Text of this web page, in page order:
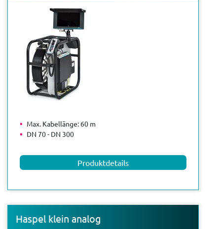
Max. Kabellänge: 60 m
DN 70 - DN 300
Produktdetails
Haspel klein analog